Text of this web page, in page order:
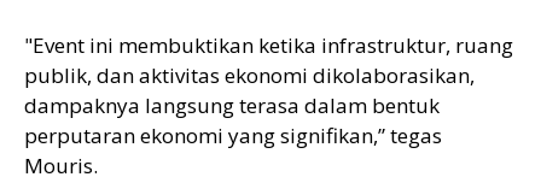
"Event ini membuktikan ketika infrastruktur, ruang
publik, dan aktivitas ekonomi dikolaborasikan,
dampaknya langsung terasa dalam bentuk
perputaran ekonomi yang signifikan,” tegas
Mouris.